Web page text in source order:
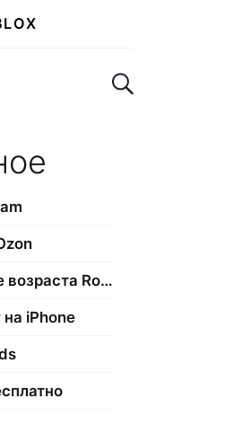
Поиск по сайту
Подтверждение возраста Roblox
iPhone